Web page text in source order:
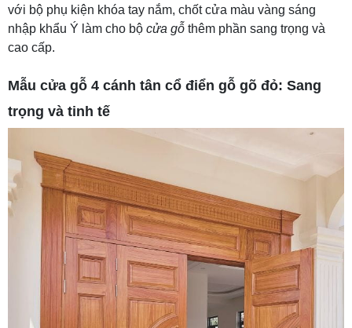
với bộ phụ kiện khóa tay nắm, chốt cửa màu vàng sáng
nhập khẩu Ý làm cho bộ cửa gỗ thêm phần sang trọng và
cao cấp.
Mẫu cửa gỗ 4 cánh tân cổ điển gỗ gõ đỏ: Sang
trọng và tinh tế